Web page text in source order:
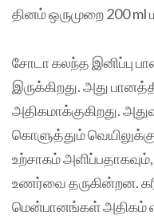
தினம் ஒருமுறை 200 ml
சோடா கலந்த இனிப்பு
இருக்கிறது. அது
அதிகமாக்குகிறது.
கொளுத்தும்
உற்சாகம் அளிப்பதாகவும்,
உணர்வை தருகின்றன.
மென்பானங்கள் அதிகம்